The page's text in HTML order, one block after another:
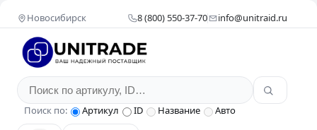
Новосибирск 8 (800) 550-37-70 info@unitraid.ru
Поиск по: Артикул ID Название Авто